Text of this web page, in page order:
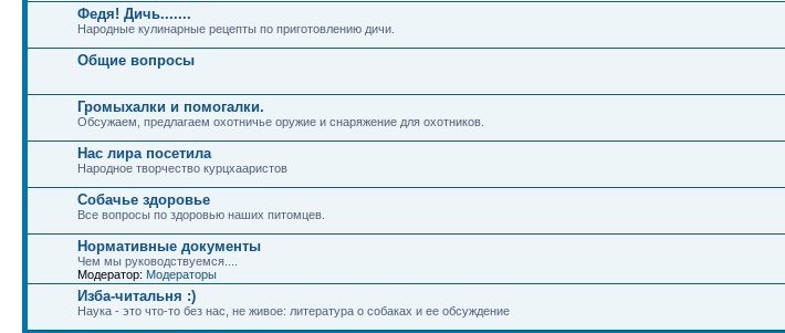
Федя! Дичь.......
Народные кулинарные рецепты по приготовлению дичи.
Общие вопросы
Громыхалки и помогалки.
Обсужаем, предлагаем охотничье оружие и снаряжение для охотников.
Нас лира посетила
Народное творчество курцхааристов
Собачье здоровье
Все вопросы по здоровью наших питомцев.
Нормативные документы
Чем мы руководствуемся....
Модератор: Модераторы
Изба-читальня :)
Наука - это что-то без нас, не живое: литература о собаках и ее обсуждение